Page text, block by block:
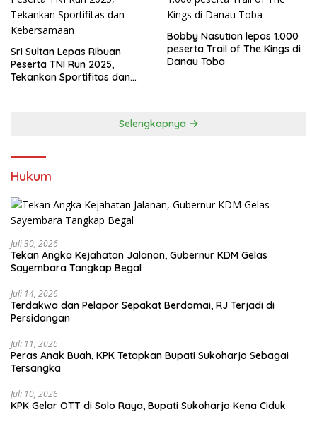
Sri Sultan Lepas Ribuan
Peserta TNI Run 2025,
Tekankan Sportifitas dan
Bobby Nasution lepas 1.000
peserta Trail of The Kings di
Danau Toba
Selengkapnya
Hukum
Juli 30, 2026
Tekan Angka Kejahatan Jalanan, Gubernur KDM Gelas
Sayembara Tangkap Begal
Juli 14, 2026
Terdakwa dan Pelapor Sepakat Berdamai, RJ Terjadi di
Persidangan
Juli 11, 2026
Peras Anak Buah, KPK Tetapkan Bupati Sukoharjo Sebagai
Tersangka
Juli 10, 2026
KPK Gelar OTT di Solo Raya, Bupati Sukoharjo Kena Ciduk